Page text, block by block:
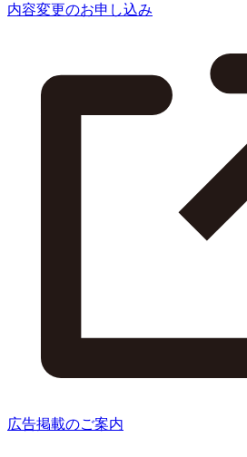
内容変更のお申し込み
広告掲載のご案内